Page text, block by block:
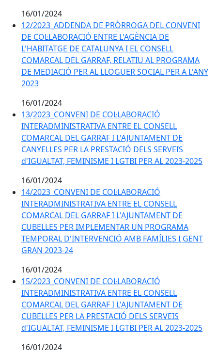
16/01/2024
12/2023_ADDENDA DE PRÒRROGA DEL CONVENI
DE COL·LABORACIÓ ENTRE L'AGÈNCIA DE
L'HABITATGE DE CATALUNYA I EL CONSELL
COMARCAL DEL GARRAF, RELATIU AL PROGRAMA
DE MEDIACIÓ PER AL LLOGUER SOCIAL PER A L'ANY
2023
16/01/2024
13/2023_CONVENI DE COL·LABORACIÓ
INTERADMINISTRATIVA ENTRE EL CONSELL
COMARCAL DEL GARRAF I L'AJUNTAMENT DE
CANYELLES PER LA PRESTACIÓ DELS SERVEIS
d'IGUALTAT, FEMINISME I LGTBI PER AL 2023-2025
16/01/2024
14/2023_CONVENI DE COL·LABORACIÓ
INTERADMINISTRATIVA ENTRE EL CONSELL
COMARCAL DEL GARRAF I L'AJUNTAMENT DE
CUBELLES PER IMPLEMENTAR UN PROGRAMA
TEMPORAL D'INTERVENCIÓ AMB FAMÍLIES I GENT
GRAN 2023-24
16/01/2024
15/2023_CONVENI DE COL·LABORACIÓ
INTERADMINISTRATIVA ENTRE EL CONSELL
COMARCAL DEL GARRAF I L'AJUNTAMENT DE
CUBELLES PER LA PRESTACIÓ DELS SERVEIS
d'IGUALTAT, FEMINISME I LGTBI PER AL 2023-2025
16/01/2024